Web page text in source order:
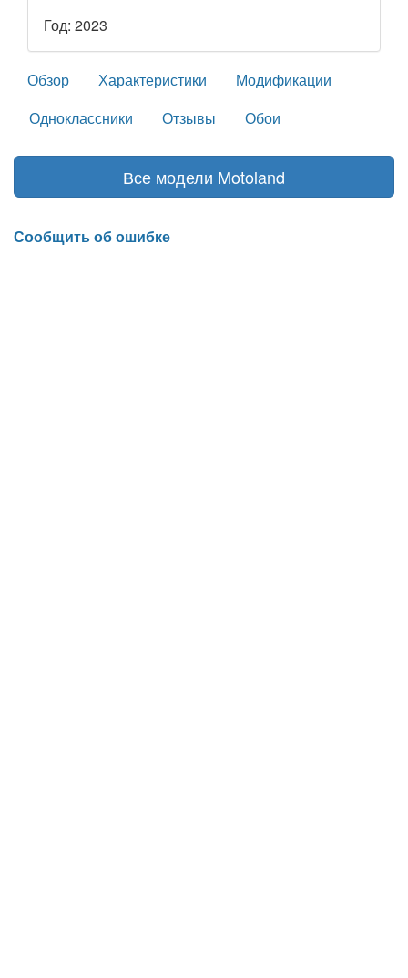
Год: 2023
Обзор Характеристики
Модификации
Одноклассники
Отзывы Обои
Все модели Motoland
Сообщить об ошибке